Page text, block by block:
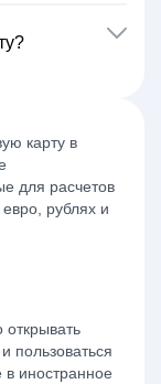
карту в
для расчетов
рублях и
открывать
пользоваться
иностранное